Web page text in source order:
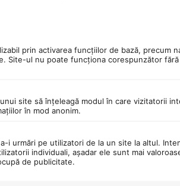
antialunecare.
prin activarea funcţiilor de bază, precum
Site-ul nu poate funcţiona corespunzător
site să înţeleagă modul în care vizitatorii
în mod anonim.
i urmări pe utilizatori de la un site la altul.
individuali, aşadar ele sunt mai
de publicitate.